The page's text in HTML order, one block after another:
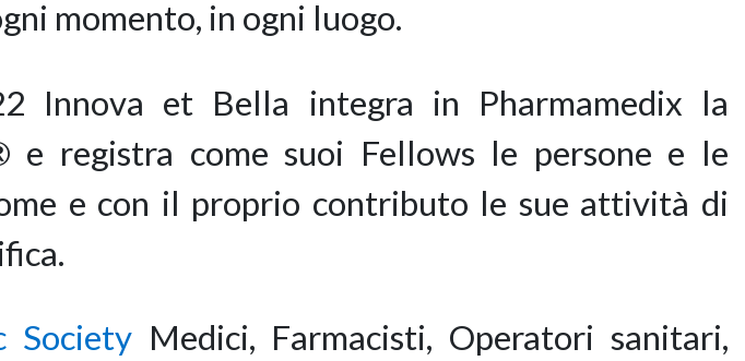
momento, in ogni luogo.
Innova et Bella integra in Pharmamedix la
registra come suoi Fellows le persone e le
e con il proprio contributo le sue attività di
SocietyMedici, Farmacisti, Operatori sanitari,